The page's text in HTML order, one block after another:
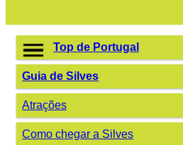
Top de Portugal
Guia de Silves
Atrações
Como chegar a Silves